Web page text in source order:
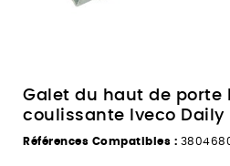
Galet du haut de porte
coulissante Iveco Daily
Références Compatibles :